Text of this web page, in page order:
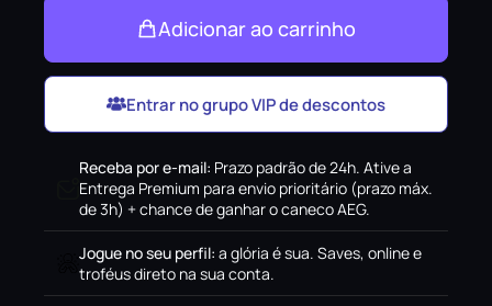
Adicionar ao carrinho
Entrar no grupo VIP de descontos
Receba por e-mail: Prazo padrão de 24h. Ative a
Entrega Premium para envio prioritário (prazo máx.
de 3h) + chance de ganhar o caneco AEG.
Jogue no seu perfil: a glória é sua. Saves, online e
troféus direto na sua conta.